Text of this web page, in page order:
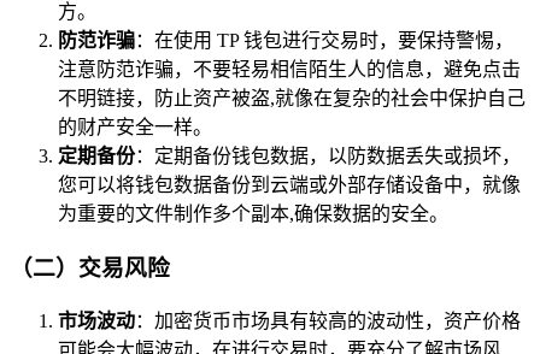
方。
防范诈骗：在使用 TP 钱包进行交易时，要保持警惕，
注意防范诈骗，不要轻易相信陌生人的信息，避免点击
不明链接，防止资产被盗,就像在复杂的社会中保护自己
的财产安全一样。
定期备份：定期备份钱包数据，以防数据丢失或损坏，
您可以将钱包数据备份到云端或外部存储设备中，就像
为重要的文件制作多个副本,确保数据的安全。
（二）交易风险
市场波动：加密货币市场具有较高的波动性，资产价格
可能会大幅波动，在进行交易时，要充分了解市场风